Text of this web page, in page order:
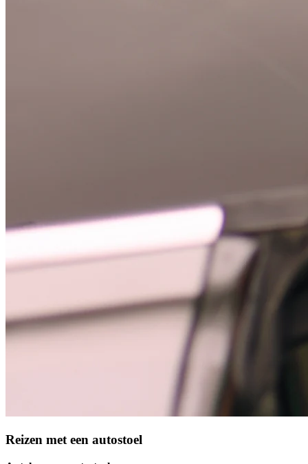
Reizen met een autostoel